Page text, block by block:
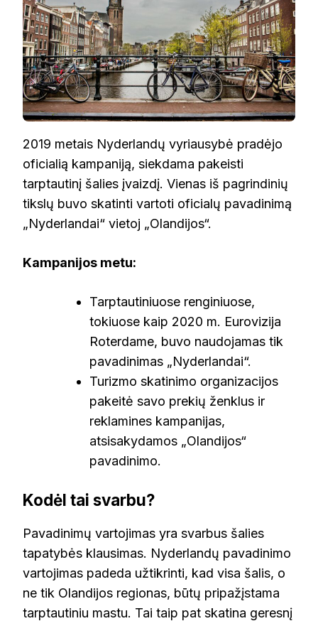
2019 metais Nyderlandų vyriausybė pradėjo
oficialią kampaniją, siekdama pakeisti
tarptautinį šalies įvaizdį. Vienas iš pagrindinių
tikslų buvo skatinti vartoti oficialų pavadinimą
„Nyderlandai“ vietoj „Olandijos“.
Kampanijos metu:
Tarptautiniuose renginiuose,
tokiuose kaip 2020 m. Eurovizija
Roterdame, buvo naudojamas tik
pavadinimas „Nyderlandai“.
Turizmo skatinimo organizacijos
pakeitė savo prekių ženklus ir
reklamines kampanijas,
atsisakydamos „Olandijos“
pavadinimo.
Kodėl tai svarbu?
Pavadinimų vartojimas yra svarbus šalies
tapatybės klausimas. Nyderlandų pavadinimo
vartojimas padeda užtikrinti, kad visa šalis, o
ne tik Olandijos regionas, būtų pripažįstama
tarptautiniu mastu. Tai taip pat skatina geresnį